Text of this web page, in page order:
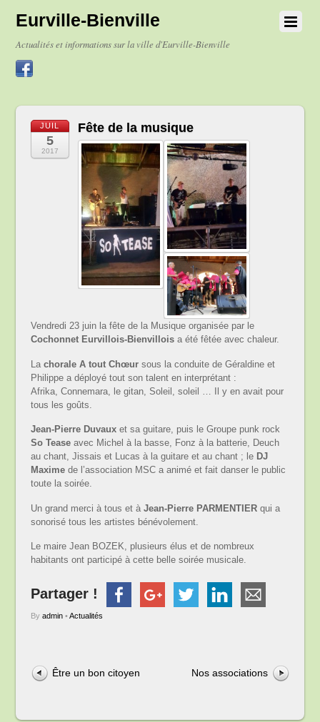
Eurville-Bienville
Actualités et informations sur la ville d'Eurville-Bienville
JUIL
5
2017
Fête de la musique
Vendredi 23 juin la fête de la Musique organisée par le
Cochonnet Eurvillois-Bienvilloisa été fêtée avec chaleur.
La chorale A tout Chœursous la conduite de Géraldine et
Philippe a déployé tout son talent en interprétant :
Afrika, Connemara, le gitan, Soleil, soleil … Il y en avait pour
tous les goûts.
Jean-Pierre Duvauxet sa guitare, puis le Groupe punk rock
So Teaseavec Michel à la basse, Fonz à la batterie, Deuch
au chant, Jissais et Lucas à la guitare et au chant ; le DJ
Maximede l’association MSC a animé et fait danser le public
toute la soirée.
Un grand merci à tous et à Jean-Pierre PARMENTIERqui a
sonorisé tous les artistes bénévolement.
Le maire Jean BOZEK, plusieurs élus et de nombreux
habitants ont participé à cette belle soirée musicale.
Partager !
By admin• Actualités
Être un bon citoyen Nos associations